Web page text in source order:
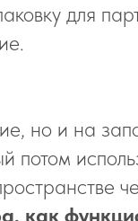
для
но и на
потом
как